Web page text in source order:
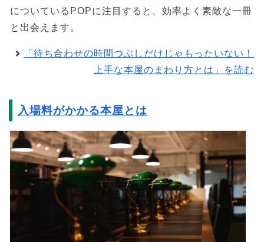
についているPOPに注目すると、効率よく素敵な一冊
と出会えます。
「待ち合わせの時間つぶしだけじゃもったいない！
上手な本屋のまわり方とは」を読む
入場料がかかる本屋とは